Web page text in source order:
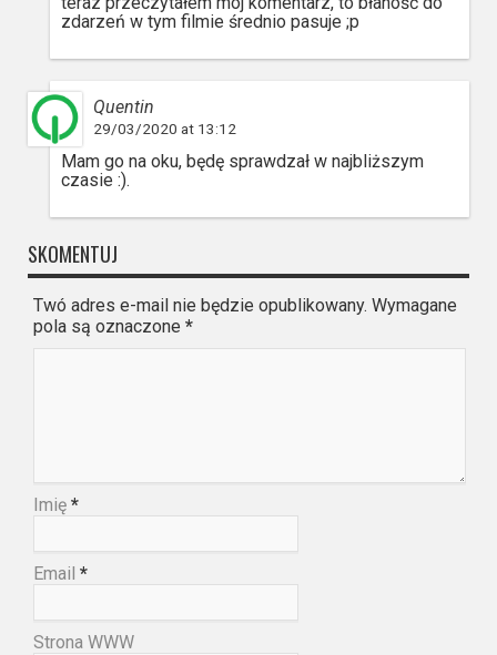
zdarzeń w tym filmie średnio pasuje ;p
Quentin
29/03/2020 at 13:12
Mam go na oku, będę sprawdzał w najbliższym
czasie :).
SKOMENTUJ
Twó adres e-mail nie będzie opublikowany. Wymagane
pola są oznaczone *
Imię *
Email *
Strona WWW